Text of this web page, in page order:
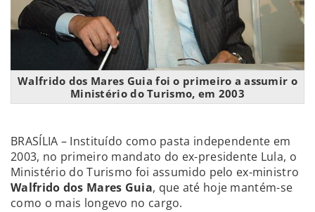
Walfrido dos Mares Guia foi o primeiro a assumir o
Ministério do Turismo, em 2003
BRASÍLIA – Instituído como pasta independente em
2003, no primeiro mandato do ex-presidente Lula, o
Ministério do Turismo foi assumido pelo ex-ministro
Walfrido dos Mares Guia, que até hoje mantém-se
como o mais longevo no cargo.